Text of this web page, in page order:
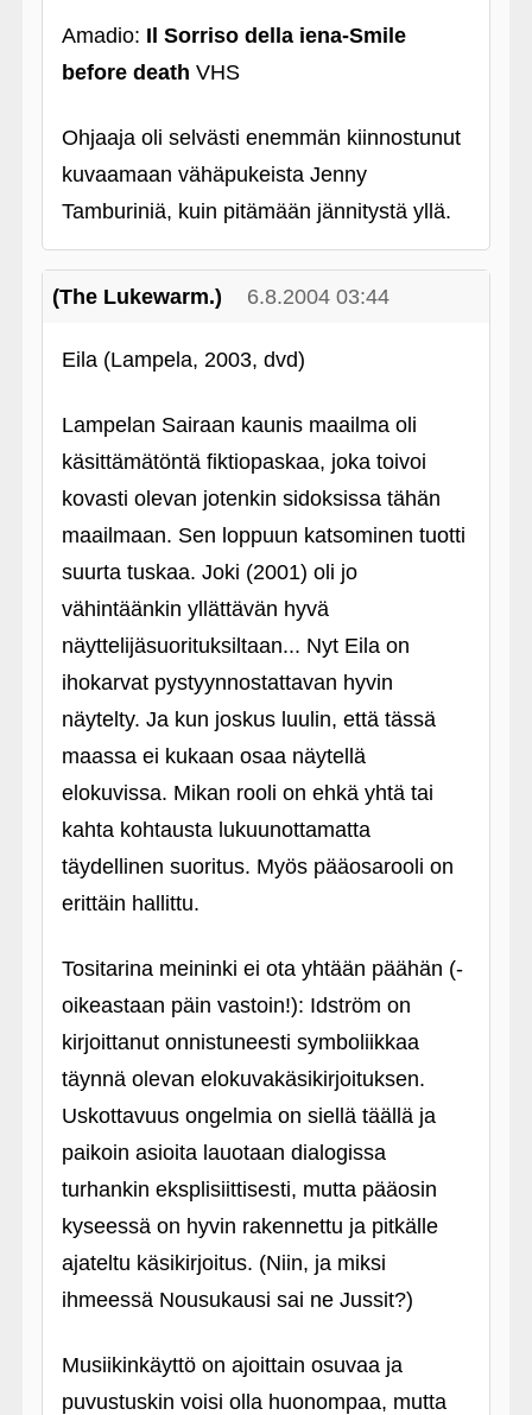
Amadio: Il Sorriso della iena-Smile
before death VHS
Ohjaaja oli selvästi enemmän kiinnostunut
kuvaamaan vähäpukeista Jenny
Tamburiniä, kuin pitämään jännitystä yllä.
(The Lukewarm.) 6.8.2004 03:44
Eila (Lampela, 2003, dvd)
Lampelan Sairaan kaunis maailma oli
käsittämätöntä fiktiopaskaa, joka toivoi
kovasti olevan jotenkin sidoksissa tähän
maailmaan. Sen loppuun katsominen tuotti
suurta tuskaa. Joki (2001) oli jo
vähintäänkin yllättävän hyvä
näyttelijäsuorituksiltaan... Nyt Eila on
ihokarvat pystyynnostattavan hyvin
näytelty. Ja kun joskus luulin, että tässä
maassa ei kukaan osaa näytellä
elokuvissa. Mikan rooli on ehkä yhtä tai
kahta kohtausta lukuunottamatta
täydellinen suoritus. Myös pääosarooli on
erittäin hallittu.
Tositarina meininki ei ota yhtään päähän (-
oikeastaan päin vastoin!): Idström on
kirjoittanut onnistuneesti symboliikkaa
täynnä olevan elokuvakäsikirjoituksen.
Uskottavuus ongelmia on siellä täällä ja
paikoin asioita lauotaan dialogissa
turhankin eksplisiittisesti, mutta pääosin
kyseessä on hyvin rakennettu ja pitkälle
ajateltu käsikirjoitus. (Niin, ja miksi
ihmeessä Nousukausi sai ne Jussit?)
Musiikinkäyttö on ajoittain osuvaa ja
puvustuskin voisi olla huonompaa, mutta